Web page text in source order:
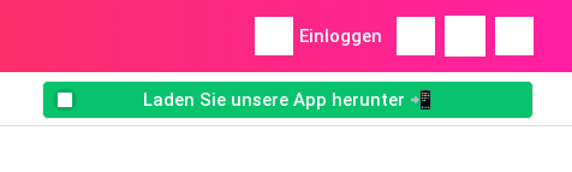
Einloggen
Laden Sie unsere App herunter 📲